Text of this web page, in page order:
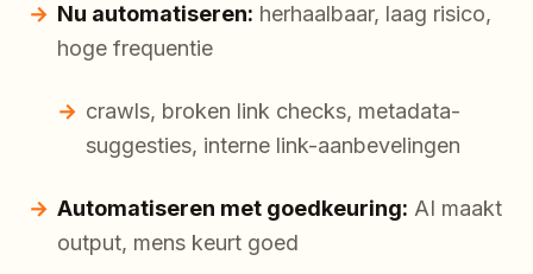
Nu automatiseren: herhaalbaar, laag risico,
hoge frequentie
crawls, broken link checks, metadata-
suggesties, interne link-aanbevelingen
Automatiseren met goedkeuring: AI maakt
output, mens keurt goed